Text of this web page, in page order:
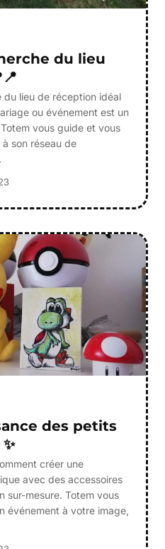
du lieu
du lieu de réception idéal
ou événement est un
vous guide et vous
son réseau de
des petits
créer une
avec des accessoires
sur-mesure. Totem vous
événement à votre image,